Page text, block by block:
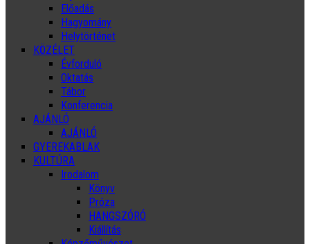
Előadás
Hagyomány
Helytörténet
KÖZÉLET
Évforduló
Oktatás
Tábor
Konferencia
AJÁNLÓ
AJÁNLÓ
GYEREKABLAK
KULTÚRA
Irodalom
Könyv
Próza
HANGSZÓRÓ
Kiállítás